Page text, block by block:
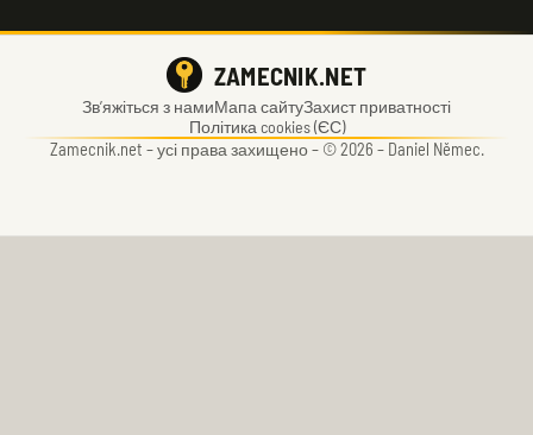
Зв’яжіться з намиМапа сайтуЗахист приватності
Політика cookies (ЄС)
Zamecnik.net –усі права захищено – © 2026 – Daniel Němec.
ZAMECNIK.NET